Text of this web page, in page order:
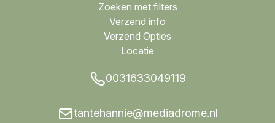
Zoeken met filters
Verzend info
Verzend Opties
Locatie
0031633049119
tantehannie@mediadrome.nl